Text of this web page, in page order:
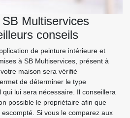
SB Multiservices
conseils
de peinture intérieure et
à SB Multiservices, présent à
maison sera vérifié
de déterminer le type
qui lui sera nécessaire. Il conseillera
possible le propriétaire afin que
Si vous le comparez aux